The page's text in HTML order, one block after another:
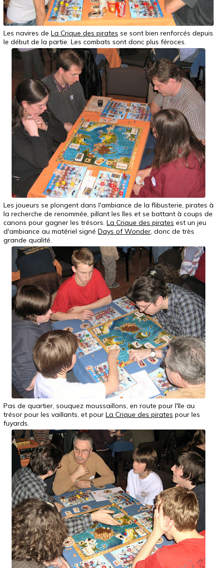
Les navires de La Crique des pirates se sont bien renforcés depuis
le début de la partie. Les combats sont donc plus féroces.
Les joueurs se plongent dans l'ambiance de la flibusterie, pirates à
la recherche de renommée, pillant les îles et se battant à coups de
canons pour gagner les trésors. La Crique des pirates est un jeu
d'ambiance au matériel signé Days of Wonder, donc de très
grande qualité.
Pas de quartier, souquez moussaillons, en route pour l'île au
trésor pour les vaillants, et pour La Crique des pirates pour les
fuyards.